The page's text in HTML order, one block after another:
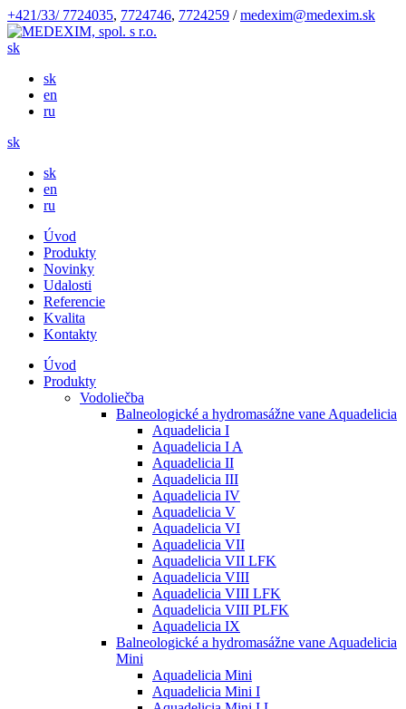
+421/33/ 7724035, 7724746, 7724259 /medexim@medexim.sk
sk
sk
en
ru
sk
sk
en
ru
Úvod
Produkty
Novinky
Udalosti
Referencie
Kvalita
Kontakty
Úvod
Produkty
Vodoliečba
Balneologické a hydromasážne vane Aquadelicia
Aquadelicia I
Aquadelicia I A
Aquadelicia II
Aquadelicia III
Aquadelicia IV
Aquadelicia V
Aquadelicia VI
Aquadelicia VII
Aquadelicia VII LFK
Aquadelicia VIII
Aquadelicia VIII LFK
Aquadelicia VIII PLFK
Aquadelicia IX
Balneologické a hydromasážne vane Aquadelicia
Mini
Aquadelicia Mini
Aquadelicia Mini I